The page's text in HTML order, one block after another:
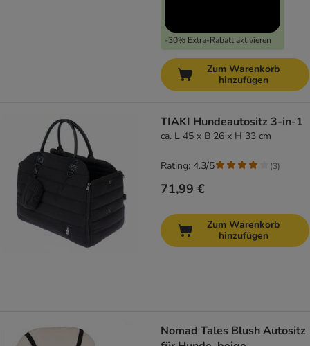
-30% Extra-Rabatt aktivieren
Zum Warenkorb
hinzufügen
TIAKI Hundeautositz 3-in-1
ca. L 45 x B 26 x H 33 cm
71,99 €
Rating: 4.3/5 (3)
Zum Warenkorb
hinzufügen
Nomad Tales Blush Autositz